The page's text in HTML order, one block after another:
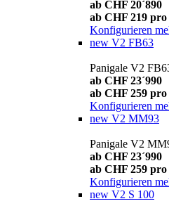
ab CHF 20´890
ab CHF 219
Konfigurieren
new V2 FB63
Panigale V2
ab CHF 23´990
ab CHF 259
Konfigurieren
new V2 MM93
Panigale V2
ab CHF 23´990
ab CHF 259
Konfigurieren
new V2 S 100